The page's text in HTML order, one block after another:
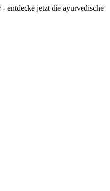
entdecke jetzt die ayurvedische